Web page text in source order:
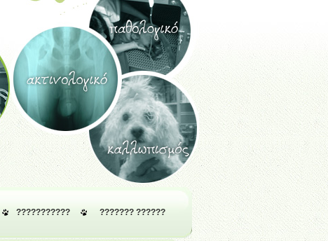
??????????? ??????? ??????